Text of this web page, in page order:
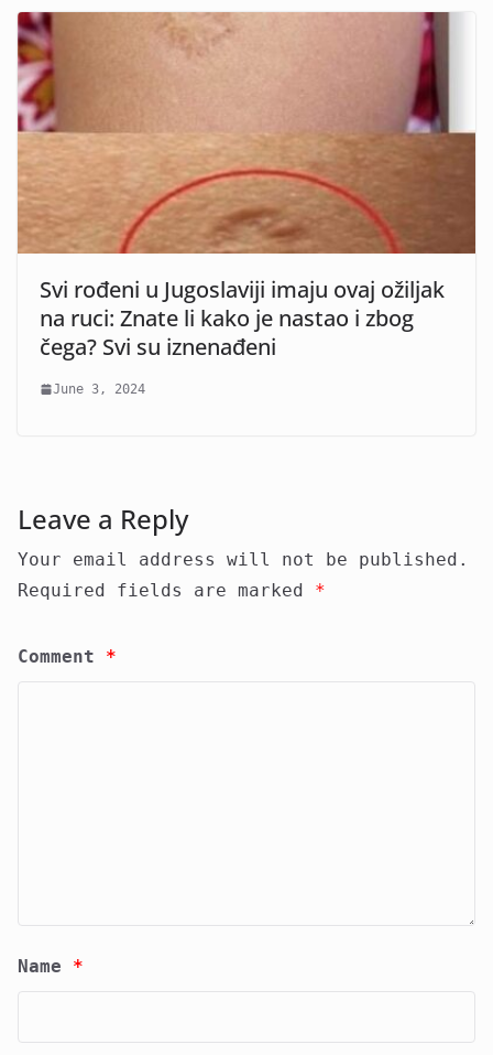
Svi rođeni u Jugoslaviji imaju ovaj ožiljak
na ruci: Znate li kako je nastao i zbog
čega? Svi su iznenađeni
June 3, 2024
Leave a Reply
Your email address will not be published.
Required fields are marked *
Comment *
Name *